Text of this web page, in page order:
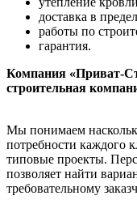
доставка в
работы по
гарантия.
Компания «Приват-
строительная
Мы понимаем
потребности каждого
типовые проекты.
позволяет найти
требовательному